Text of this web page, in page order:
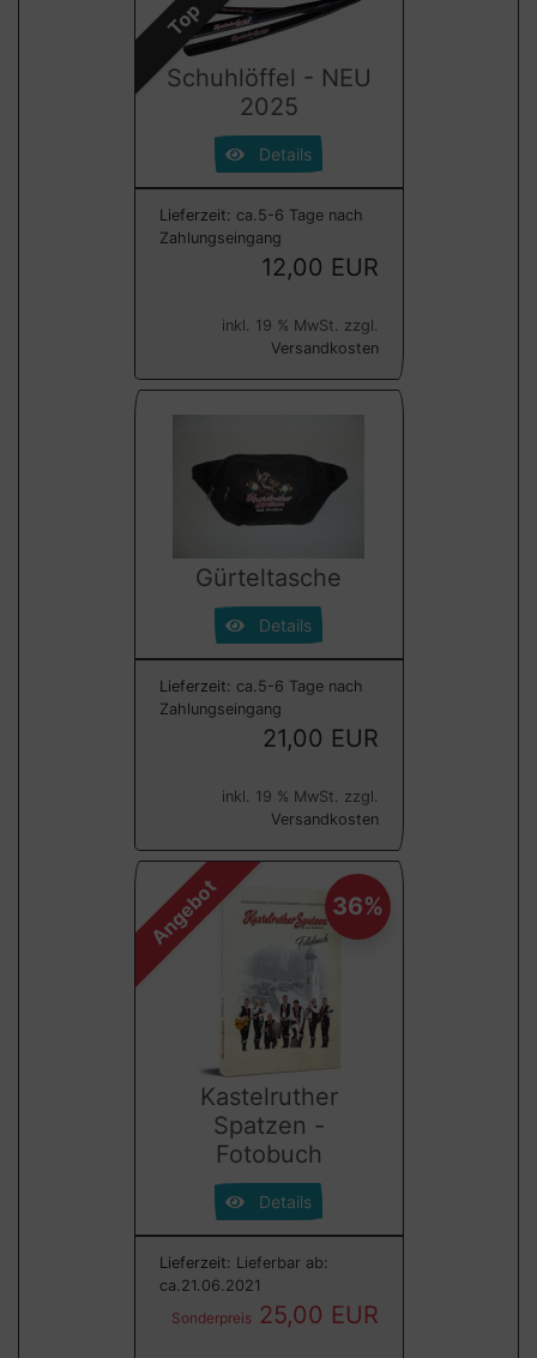
Top
Schuhlöffel - NEU
2025
Details
Lieferzeit: ca.5-6 Tage nach
Zahlungseingang
12,00 EUR
inkl. 19 % MwSt. zzgl.
Versandkosten
Gürteltasche
Details
Lieferzeit: ca.5-6 Tage nach
Zahlungseingang
21,00 EUR
inkl. 19 % MwSt. zzgl.
Versandkosten
Angebot
Kastelruther
Spatzen -
Fotobuch
Details
Lieferzeit: Lieferbar ab:
ca.21.06.2021
Sonderpreis25,00 EUR
36%